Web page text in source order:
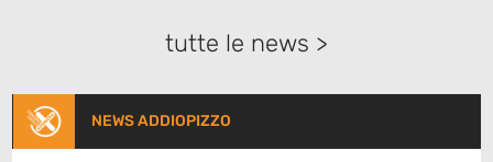
tutte le news >
NEWS ADDIOPIZZO